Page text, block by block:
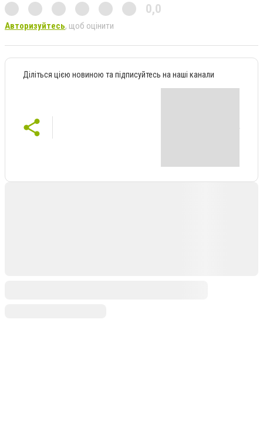
0,0
Авторизуйтесь, щоб оцінити
Діліться цією новиною та підписуйтесь на наші канали